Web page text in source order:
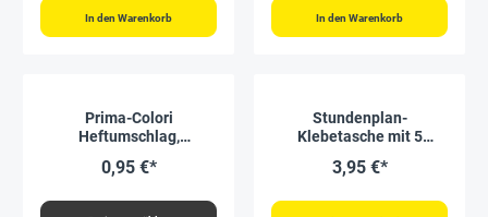
In den Warenkorb In den Warenkorb
Prima-Colori
Heftumschlag,
0,95 €*
Stundenplan-
Klebetasche mit 5
3,95 €*